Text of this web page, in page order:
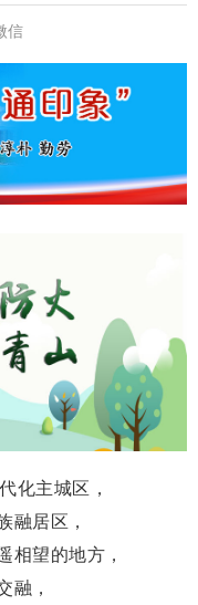
信
化主城区，
融居区，
相望的地方，
融，